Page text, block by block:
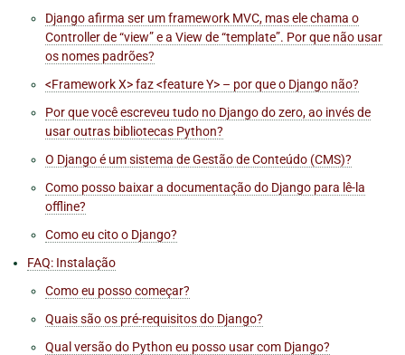
Django afirma ser um framework MVC, mas ele chama o
Controller de “view” e a View de “template”. Por que não usar
os nomes padrões?
<Framework X> faz <feature Y> – por que o Django não?
Por que você escreveu tudo no Django do zero, ao invés de
usar outras bibliotecas Python?
O Django é um sistema de Gestão de Conteúdo (CMS)?
Como posso baixar a documentação do Django para lê-la
offline?
Como eu cito o Django?
FAQ: Instalação
Como eu posso começar?
Quais são os pré-requisitos do Django?
Qual versão do Python eu posso usar com Django?